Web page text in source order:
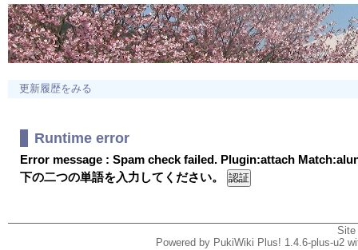
更新履歴をみる
Runtime error
Error message : Spam check failed. Plugin:attach
下の二つの単語を入力してください。
Powered by PukiWiki Plus! 1.4.6-plus-u2